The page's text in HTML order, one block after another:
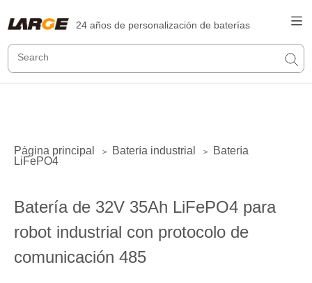
24 años de personalización de baterías
Página principal > Batería industrial >
Batería
LiFePO4
Batería de 32V 35Ah LiFePO4 para
robot industrial con protocolo de
comunicación 485